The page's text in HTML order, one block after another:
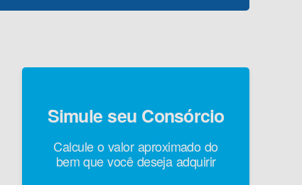
Simule seu Consórcio
Calcule o valor aproximado do
bem que você deseja adquirir